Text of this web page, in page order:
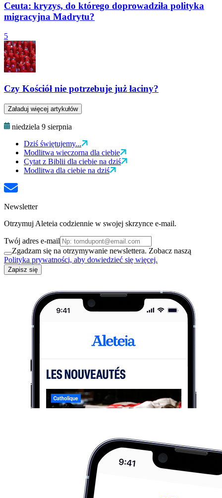
Ceuta: kryzys, do którego doprowadziła polityka
migracyjna Madrytu?
5
Czy Kościół nie potrzebuje już łaciny?
Załaduj więcej artykułów
niedziela 9 sierpnia
Dziś świętujemy...
Modlitwa wieczorna dla ciebie
Cytat z Biblii dla ciebie na dziś
Modlitwa dla ciebie na dziś
Newsletter
Otrzymuj Aleteia codziennie w swojej skrzynce e-mail.
Twój adres e-mail
Zgadzam się na otrzymywanie newslettera. Zobacz naszą
Polityka prywatności, aby dowiedzieć się więcej.
Zapisz się